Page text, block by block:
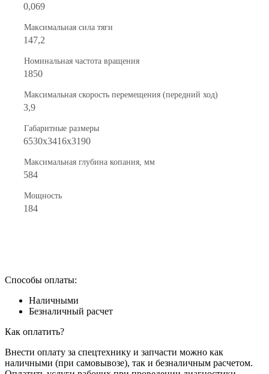
0,069
Максимальная сила тяги
147,2
Номинальная частота вращения
1850
Максимальная скорость перемещения (передний ход)
3,9
Габаритные размеры
6530x3416x3190
Максимальная глубина копания, мм
584
Мощность
184
Способы оплаты:
Наличными
Безналичный расчет
Как оплатить?
Внести оплату за спецтехнику и запчасти можно как
наличными (при самовывозе), так и безналичным расчетом.